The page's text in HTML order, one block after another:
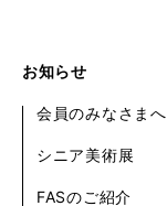
お知らせ
会員のみなさまへ
シニア美術展
FASのご紹介